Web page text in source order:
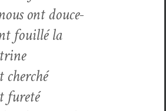
ont douce­
fouil­lé la
cherché
fureté